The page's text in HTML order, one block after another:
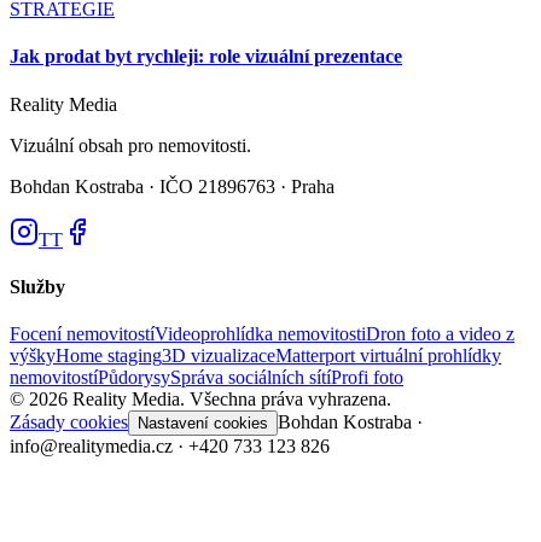
STRATEGIE
Jak prodat byt rychleji: role vizuální prezentace
Reality Media
Vizuální obsah pro nemovitosti.
Bohdan Kostraba · IČO 21896763 · Praha
TT
Služby
Focení nemovitostíVideoprohlídka nemovitostiDron foto a video z
výškyHome staging3D vizualizaceMatterport virtuální prohlídky
nemovitostíPůdorysySpráva sociálních sítíProfi foto
© 2026 Reality Media. Všechna práva vyhrazena.
Zásady cookies
Nastavení cookies Bohdan Kostraba ·
info@realitymedia.cz · +420 733 123 826